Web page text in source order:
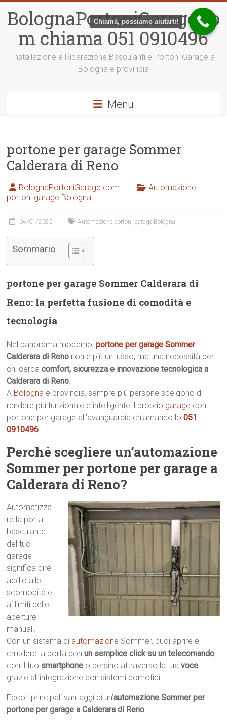
contenuto
BolognaPortoniGarage.co
m chiama 051 0910496
Installazione e Riparazione Basculanti e Portoni Garage a
Bologna e provincia
Menu
portone per garage Sommer
Calderara di Reno
BolognaPortoniGarage.com
Automazione
portoni garage Bologna
04/01/2025 Automazione portoni garage Bologna
Sommario
portone per garage Sommer Calderara di
Reno: la perfetta fusione di comodità e
tecnologia
Nel panorama moderno,portone per garage Sommer
Calderara di Reno non è più un lusso, ma una necessità per
chi cercacomfort, sicurezza e innovazione tecnologica a
Calderara di Reno.
A Bologna e provincia, sempre più persone scelgono di
rendere più funzionale e intelligente il proprio garage con
portone per garage all’avanguardia chiamando lo051
0910496.
Perché scegliere un’automazione
Sommer per portone per garage a
Calderara di Reno?
Automatizza
re la porta
basculante
del tuo
garage
significa dire
addio alle
scomodità e
ai limiti delle
aperture
manuali.
Con un sistema di automazione Sommer, puoi aprire e
chiudere la porta conun semplice click su un telecomando,
con il tuo smartphone o persino attraverso la tuavoce,
grazie all’integrazione con sistemi domotici.
Ecco i principali vantaggi di un’automazione Sommer per
portone per garage a Calderara di Reno:
Chiama, possiamo aiutarti!